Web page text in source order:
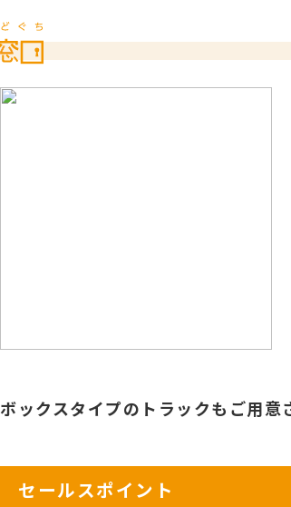
ボックスタイプのトラックもご用意
セールスポイント